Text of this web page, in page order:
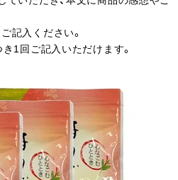
記入ください。
1回ご記入いただけます。